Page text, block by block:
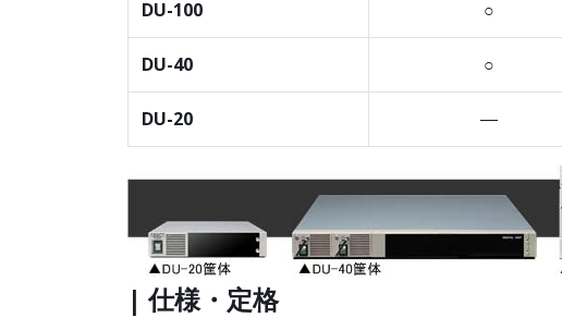
DU-100 ○
DU-40 ○
DU-20 ―
| 仕様・定格